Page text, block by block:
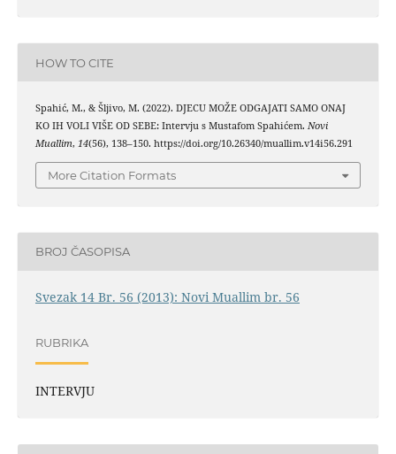
HOW TO CITE
Spahić, M., & Šljivo, M. (2022). DJECU MOŽE ODGAJATI SAMO ONAJ
KO IH VOLI VIŠE OD SEBE: Intervju s Mustafom Spahićem. Novi
Muallim, 14(56), 138–150. https://doi.org/10.26340/muallim.v14i56.291
More Citation Formats
BROJ ČASOPISA
Svezak 14 Br. 56 (2013): Novi Muallim br. 56
RUBRIKA
INTERVJU